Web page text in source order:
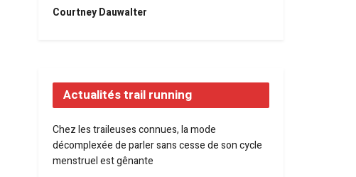
Courtney Dauwalter
Actualités trail running
Chez les traileuses connues, la mode
décomplexée de parler sans cesse de son cycle
menstruel est gênante